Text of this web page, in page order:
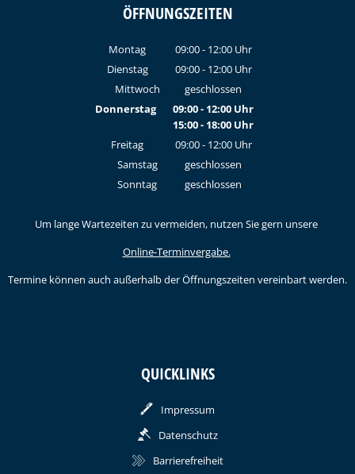
ÖFFNUNGSZEITEN
Montag 09:00- 12:00Uhr
Von 09:00 bis 12:00 Uhr
Dienstag 09:00- 12:00Uhr
Von 09:00 bis 12:00 Uhr
Mittwoch
geschlossen
Donnerstag
09:00- 12:00 Uhr
Von 09:00 bis 12:00 Uhr
15:00- 18:00 Uhr
Von 15:00 bis 18:00 Uhr
Freitag 09:00- 12:00Uhr
Von 09:00 bis 12:00 Uhr
Samstag
geschlossen
Sonntag
geschlossen
Um lange Wartezeiten zu vermeiden, nutzen Sie gern unsere
Online-Terminvergabe.
Termine können auch außerhalb der Öffnungszeiten vereinbart werden.
QUICKLINKS
Impressum
Datenschutz
Barrierefreiheit